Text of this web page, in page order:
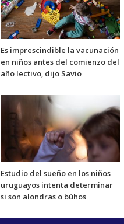
Es imprescindible la vacunación
en niños antes del comienzo del
año lectivo, dijo Savio
Estudio del sueño en los niños
uruguayos intenta determinar
si son alondras o búhos